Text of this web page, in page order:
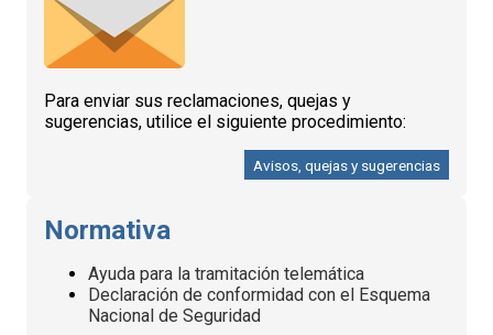
Para enviar sus reclamaciones, quejas y
sugerencias, utilice el siguiente procedimiento:
Avisos, quejas y sugerencias
Normativa
Ayuda para la tramitación telemática
Declaración de conformidad con el Esquema
Nacional de Seguridad